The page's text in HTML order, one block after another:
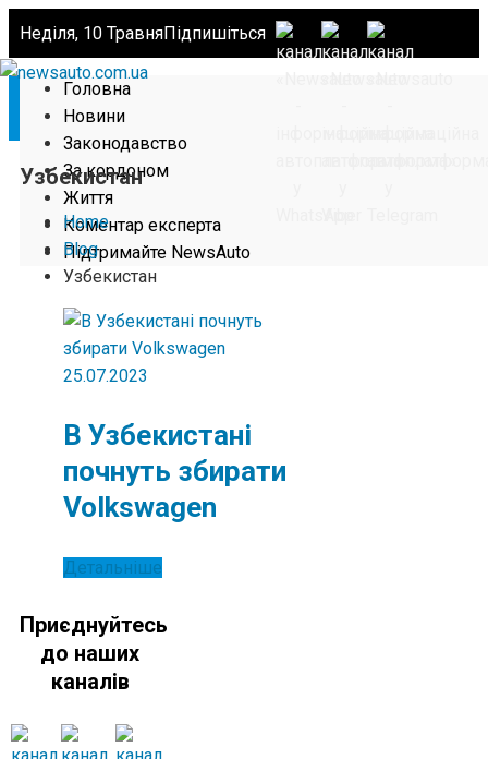
Неділя, 10 ТравняПідпишіться
Головна
Новини
Законодавство
За кордоном
Життя
Коментар експерта
Підтримайте NewsAuto
Узбекистан
Home
Blog
Узбекистан
25.07.2023
В Узбекистані
почнуть збирати
Volkswagen
Детальніше
Приєднуйтесь
до наших
каналів